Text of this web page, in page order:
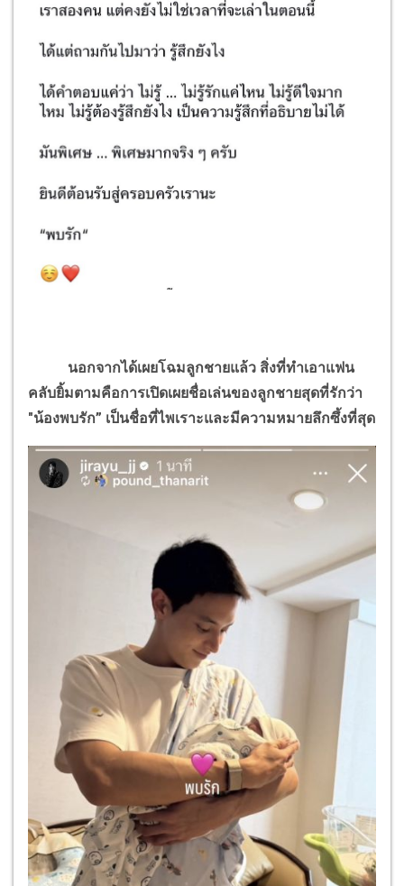
นอกจากได้เผยโฉมลูกชายแล้ว สิ่งที่ทำเอาแฟน
คลับยิ้มตามคือการเปิดเผยชื่อเล่นของลูกชายสุดที่รักว่า
"น้องพบรัก” เป็นชื่อที่ไพเราะและมีความหมายลึกซึ้งที่สุด